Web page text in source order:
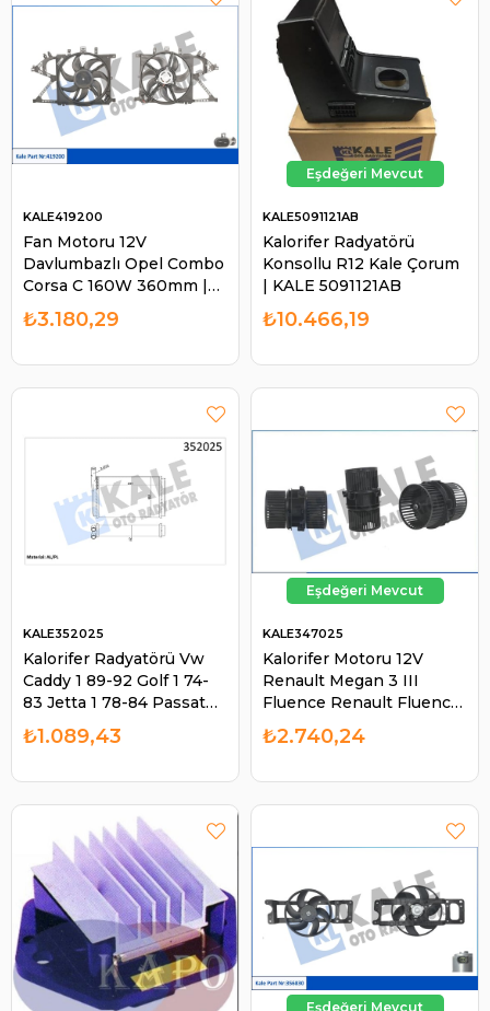
Fan Motoru 12V
Davlumbazlı Opel Combo
Corsa C 160W 360mm |
KALE 419200
KALE419200
₺3.180,29
Kalorifer Radyatörü
Konsollu R12 Kale Çorum
| KALE 5091121AB
KALE5091121AB
₺10.466,19
Kalorifer Radyatörü Vw
Caddy 1 89-92 Golf 1 74-
83 Jetta 1 78-84 Passat
80-88 | KALE 352025
KALE352025
₺1.089,43
Kalorifer Motoru 12V
Renault Megan 3 III
Fluence Renault Fluence
2009- / Megane III 2008-
2015 | KALE 347025
KALE347025
₺2.740,24